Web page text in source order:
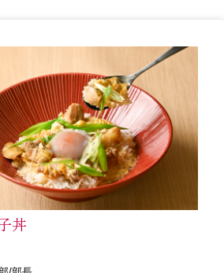
丼